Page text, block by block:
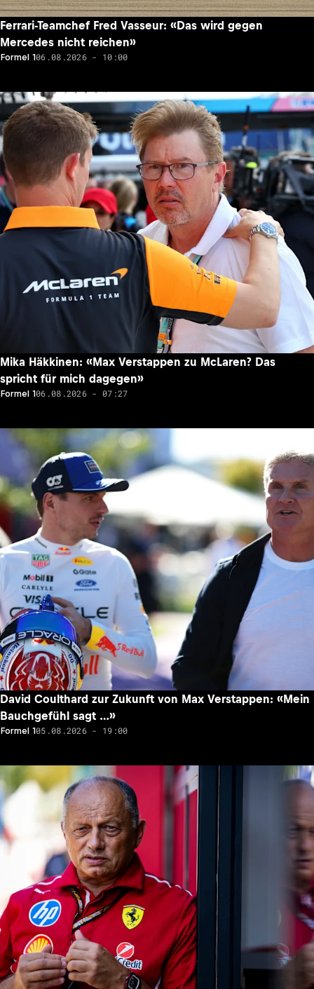
Ferrari-Teamchef Fred Vasseur: «Das wird gegen
Mercedes nicht reichen»
Formel 106.08.2026 - 10:00
Mika Häkkinen: «Max Verstappen zu McLaren? Das
spricht für mich dagegen»
Formel 106.08.2026 - 07:27
David Coulthard zur Zukunft von Max Verstappen: «Mein
Bauchgefühl sagt …»
Formel 105.08.2026 - 19:00